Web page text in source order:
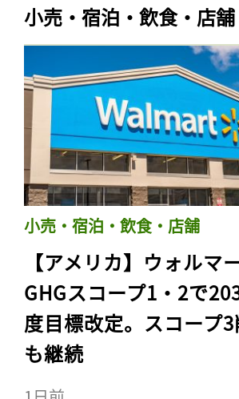
小売・宿泊・飲食・店舗
小売・宿泊・飲食・店舗
【アメリカ】ウォルマ
GHGスコープ1・2で
度目標改定。スコープ
も継続